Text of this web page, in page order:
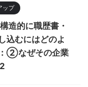
ップ
造的に職歴書・
込むにはどのよ
②なぜその企業